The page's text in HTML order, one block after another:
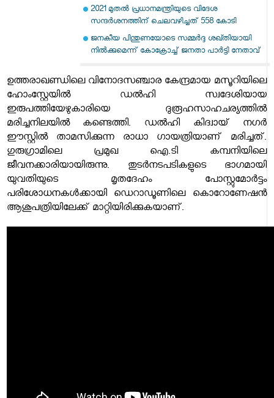
2021 മുതല്‍ പ്രധാനമന്ത്രിയുടെ വിദേശ
സന്ദര്‍ശനത്തിന് ചെലവഴിച്ചത് 558 കോടി
ജനകീയ പിന്തുണയോടെ സമ്മര്‍ദ്ദ ശഖ്തിയായി
നില്‍ക്കുമെന്ന് കോക്രോച്ച് ജനതാ പാര്‍ട്ടി നേതാവ്
ഉത്തരാഖണ്ഡിലെ വിനോദസഞ്ചാര കേന്ദ്രമായ മസൂറിയിലെ
ഹോംസ്റ്റേയില്‍ ഡല്‍ഹി സ്വദേശിയായ
ഇരുപത്തിയേഴുകാരിയെ ദുരൂഹസാഹചര്യത്തില്‍
മരിച്ചനിലയില്‍ കണ്ടെത്തി. ഡല്‍ഹി കിദ്വായ് നഗര്‍
ഈസ്റ്റില്‍ താമസിക്കുന്ന രാധാ ഗായത്രിയാണ് മരിച്ചത്.
ഗുരുഗ്രാമിലെ പ്രമുഖ ഐ.ടി കമ്പനിയിലെ
ജീവനക്കാരിയായിരുന്നു. തുടര്‍നടപടികളുടെ ഭാഗമായി
യുവതിയുടെ മൃതദേഹം പോസ്റ്റുമോര്‍ട്ടം
പരിശോധനകള്‍ക്കായി ഡെറാഡൂണിലെ കൊറോണേഷന്‍
ആശുപത്രിയിലേക്ക് മാറ്റിയിരിക്കുകയാണ്.